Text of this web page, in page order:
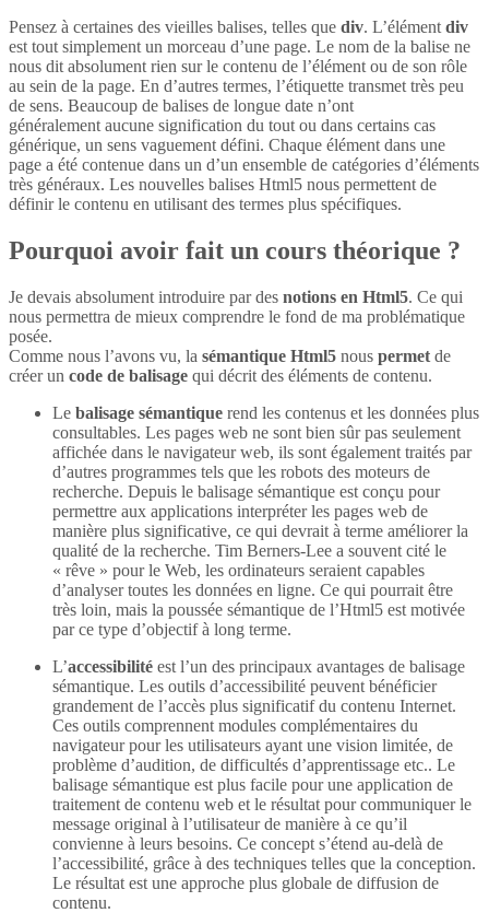
Pensez à certaines des vieilles balises, telles que div. L’élément div
est tout simplement un morceau d’une page. Le nom de la balise ne
nous dit absolument rien sur le contenu de l’élément ou de son rôle
au sein de la page. En d’autres termes, l’étiquette transmet très peu
de sens. Beaucoup de balises de longue date n’ont
généralement aucune signification du tout ou dans certains cas
générique, un sens vaguement défini. Chaque élément dans une
page a été contenue dans un d’un ensemble de catégories d’éléments
très généraux. Les nouvelles balises Html5 nous permettent de
définir le contenu en utilisant des termes plus spécifiques.
Pourquoi avoir fait un cours théorique ?
Je devais absolument introduire par des notions en Html5. Ce qui
nous permettra de mieux comprendre le fond de ma problématique
posée.
Comme nous l’avons vu, la sémantique Html5 nous permet de
créer un code de balisage qui décrit des éléments de contenu.
Le balisage sémantique rend les contenus et les données plus
consultables. Les pages web ne sont bien sûr pas seulement
affichée dans le navigateur web, ils sont également traités par
d’autres programmes tels que les robots des moteurs de
recherche. Depuis le balisage sémantique est conçu pour
permettre aux applications interpréter les pages web de
manière plus significative, ce qui devrait à terme améliorer la
qualité de la recherche. Tim Berners-Lee a souvent cité le
« rêve » pour le Web, les ordinateurs seraient capables
d’analyser toutes les données en ligne. Ce qui pourrait être
très loin, mais la poussée sémantique de l’Html5 est motivée
par ce type d’objectif à long terme.
L’accessibilité est l’un des principaux avantages de balisage
sémantique. Les outils d’accessibilité peuvent bénéficier
grandement de l’accès plus significatif du contenu Internet.
Ces outils comprennent modules complémentaires du
navigateur pour les utilisateurs ayant une vision limitée, de
problème d’audition, de difficultés d’apprentissage etc.. Le
balisage sémantique est plus facile pour une application de
traitement de contenu web et le résultat pour communiquer le
message original à l’utilisateur de manière à ce qu’il
convienne à leurs besoins. Ce concept s’étend au-delà de
l’accessibilité, grâce à des techniques telles que la conception.
Le résultat est une approche plus globale de diffusion de
contenu.